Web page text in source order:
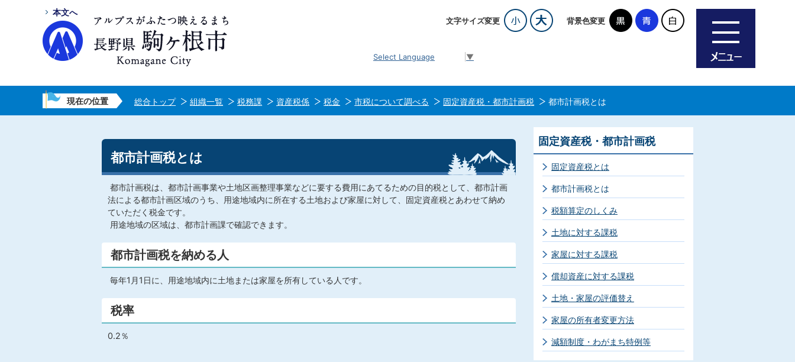
本文へ
文字サイズ変更 背景色変更
Select Language ▼
現在の位置 総合トップ 組織一覧 税務課 資産税係 税金 市税について調べる 固定資産税・都市計画税 都市計画税とは
都市計画税とは
都市計画税は、都市計画事業や土地区画整理事業などに要する費用にあてるための目的税として、都市計画
法による都市計画区域のうち、用途地域内に所在する土地および家屋に対して、固定資産税とあわせて納め
ていただく税金です。
用途地域の区域は、都市計画課で確認できます。
都市計画税を納める人
毎年1月1日に、用途地域内に土地または家屋を所有している人です。
税率
0.2％
固定資産税・都市計画税
固定資産税とは
都市計画税とは
税額算定のしくみ
土地に対する課税
家屋に対する課税
償却資産に対する課税
土地・家屋の評価替え
家屋の所有者変更方法
減額制度・わがまち特例等